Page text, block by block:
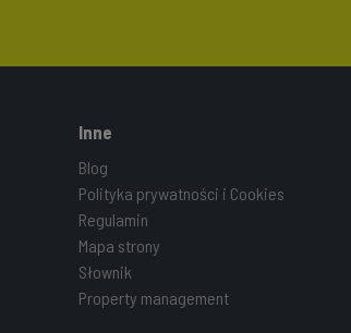
Inne
Blog
Polityka prywatności i Cookies
Regulamin
Mapa strony
Słownik
Property management